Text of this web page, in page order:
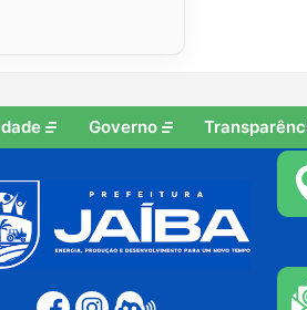
Governo